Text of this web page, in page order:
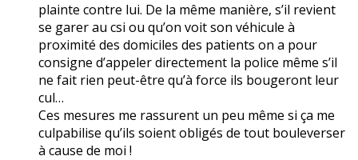
plainte contre lui. De la même manière, s’il revient
se garer au csi ou qu’on voit son véhicule à
proximité des domiciles des patients on a pour
consigne d’appeler directement la police même s’il
ne fait rien peut-être qu’à force ils bougeront leur
cul…
Ces mesures me rassurent un peu même si ça me
culpabilise qu’ils soient obligés de tout bouleverser
à cause de moi !